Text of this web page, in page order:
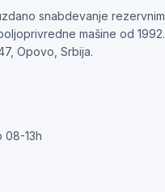
snabdevanje rezervnim
mašine od 1992.
Opovo, Srbija.
08-13h